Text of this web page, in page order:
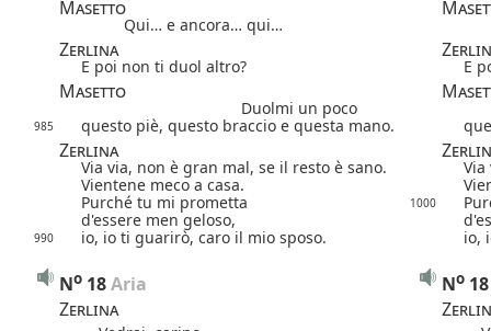
Masetto
Qui… e ancora… qui…
Zerlina
E poi non ti duol altro? E
Masetto
Duolmi un poco
985 questo piè, questo braccio e questa mano.
Zerlina
Via via, non è gran mal, se il resto è sano.
Via
Vientene meco a casa.
Purché tu mi prometta
1000
d'essere men geloso,
990 io, io ti guarirò, caro il mio sposo. io,
No 18 Aria No 18
Zerlina